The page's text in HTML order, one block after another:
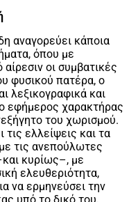
αναγορεύει κάποια
όπου με
οι συμβατικές
φυσικού πατέρα, ο
λεξικογραφικά και
εφήμερος χαρακτήρας
του χωρισμού.
ελλείψεις και τα
τις ανεπούλωτες
κυρίως–, με
ελευθεριότητα,
να ερμηνεύσει την